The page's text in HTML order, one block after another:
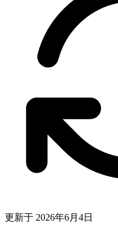
更新于 2026年6月4日